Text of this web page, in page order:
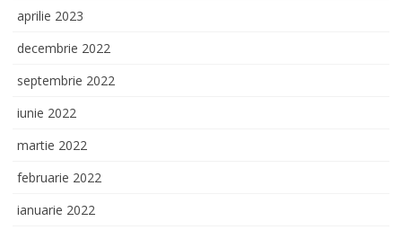
aprilie 2023
decembrie 2022
septembrie 2022
iunie 2022
martie 2022
februarie 2022
ianuarie 2022